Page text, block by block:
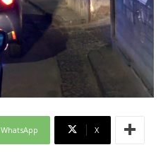
WhatsApp X